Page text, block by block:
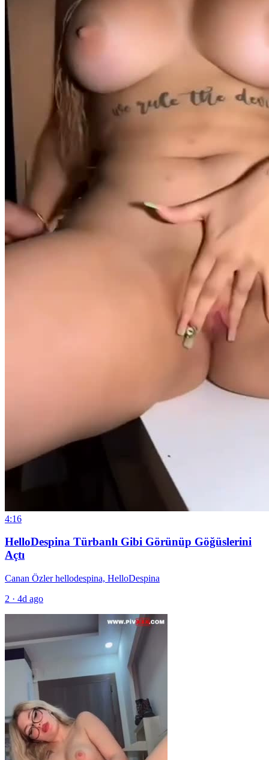
4:16
HelloDespina Türbanlı Gibi Görünüp Göğüslerini
Açtı
Canan Özler hellodespina, HelloDespina
2 · 4d ago